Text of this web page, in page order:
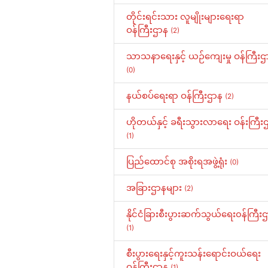
တိုင်းရင်းသား လူမျိုးများရေးရာ
ဝန်ကြီးဌာန (2)
သာသနာရေးနှင့် ယဉ်ကျေးမှု ဝန်ကြီးဌ
(0)
နယ်စပ်ရေးရာ ဝန်ကြီးဌာန (2)
ဟိုတယ်နှင့် ခရီးသွားလာရေး ဝန်းကြီး
(1)
ပြည်ထောင်စု အစိုးရအဖွဲ့ရုံး (0)
အခြားဌာနများ (2)
နိုင်ငံခြားစီးပွားဆက်သွယ်ရေး၀န်ကြီးဌ
(1)
စီးပွားရေးနှင့်ကူးသန်းရောင်းဝယ်ရေး